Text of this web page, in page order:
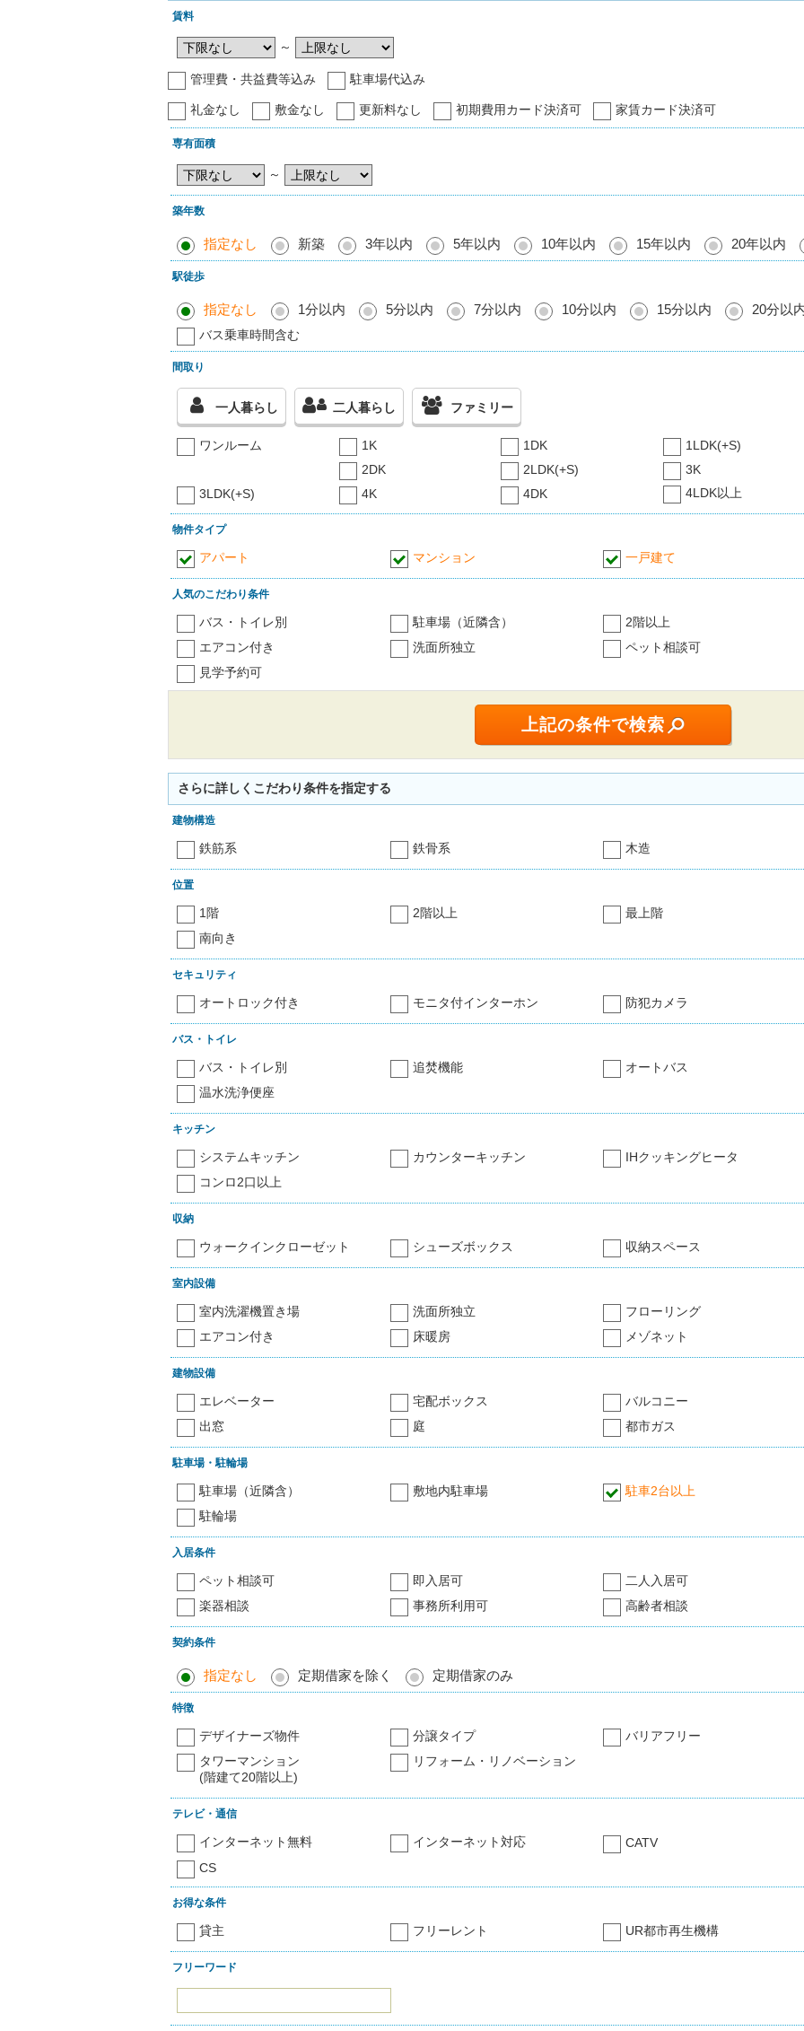
賃料
～
管理費・共益費等込み 駐車場代込み
礼金なし 敷金なし 更新料なし 初期費用カード決済可 家賃カード決済可
専有面積
～
築年数
指定なし 新築 3年以内 5年以内 10年以内 15年以内 20年以内
駅徒歩
指定なし 1分以内 5分以内 7分以内 10分以内 15分以内 20分以
バス乗車時間含む
間取り
一人暮らし 二人暮らし ファミリー
ワンルーム 1K 1DK 1LDK(+S)
2DK
2LDK(+S) 3K
3LDK(+S)
4K 4DK 4LDK以上
物件タイプ
アパート マンション 一戸建て
人気のこだわり条件
バス・トイレ別 駐車場（近隣含） 2階以上
エアコン付き
洗面所独立 ペット相談可
見学予約可
さらに詳しくこだわり条件を指定する
建物構造
鉄筋系 鉄骨系 木造
位置
1階 2階以上 最上階
南向き
セキュリティ
オートロック付き モニタ付インターホン 防犯カメラ
バス・トイレ
バス・トイレ別 追焚機能 オートバス
温水洗浄便座
キッチン
システムキッチン カウンターキッチン IHクッキングヒータ
コンロ2口以上
収納
ウォークインクローゼット シューズボックス 収納スペース
室内設備
室内洗濯機置き場 洗面所独立 フローリング
エアコン付き
床暖房 メゾネット
建物設備
エレベーター 宅配ボックス バルコニー
出窓
庭 都市ガス
駐車場・駐輪場
駐車場（近隣含） 敷地内駐車場 駐車2台以上
駐輪場
入居条件
ペット相談可 即入居可 二人入居可
楽器相談
事務所利用可 高齢者相談
契約条件
指定なし 定期借家を除く 定期借家のみ
特徴
デザイナーズ物件 分譲タイプ バリアフリー
タワーマンション
(階建て20階以上)
リフォーム・リノベーション
テレビ・通信
インターネット無料 インターネット対応 CATV
CS
お得な条件
貸主 フリーレント UR都市再生機構
フリーワード